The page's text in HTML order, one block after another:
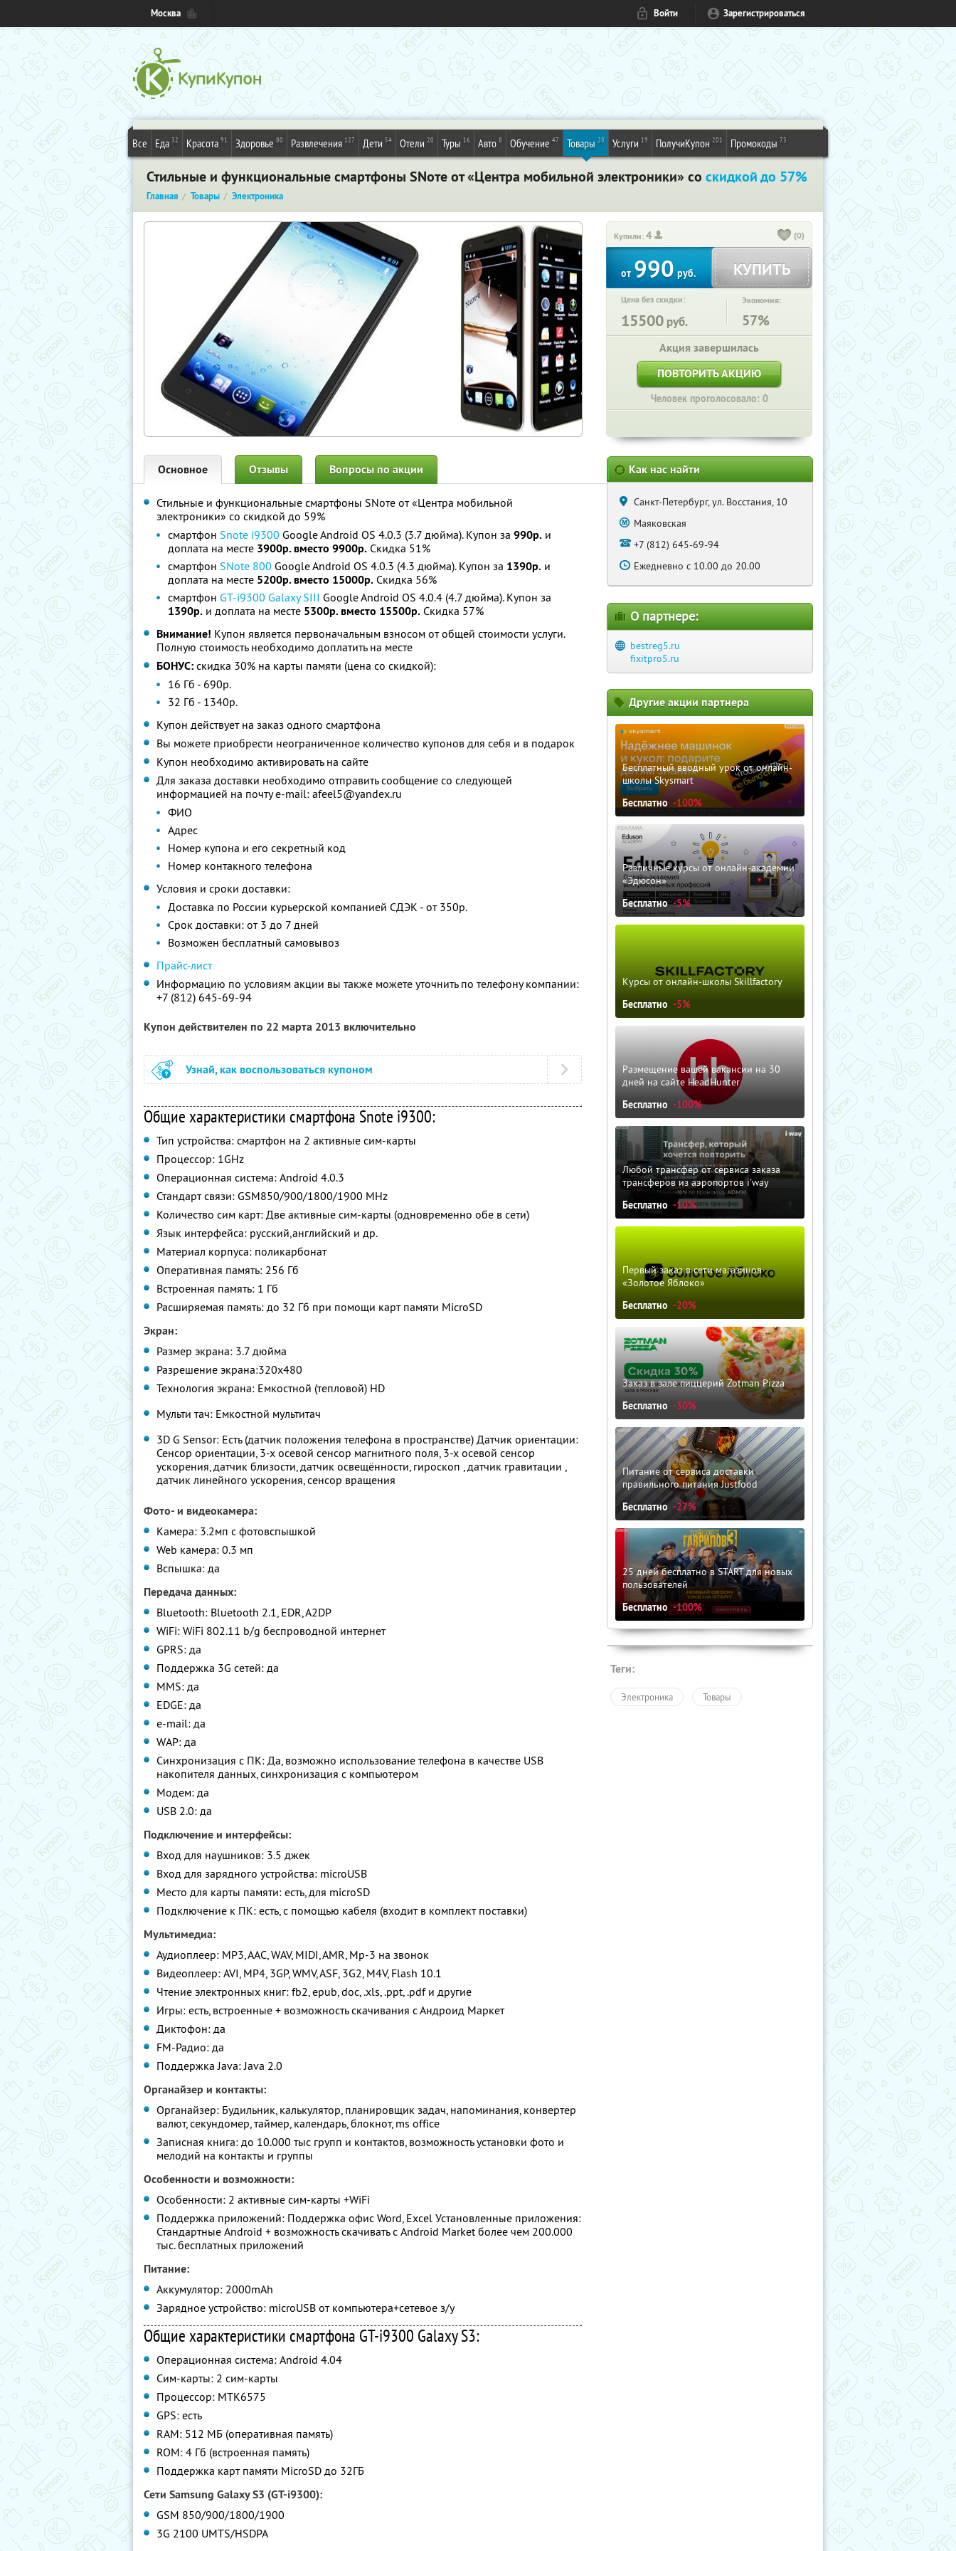
Москва Войти Зарегистрироваться
Все Еда 32 Красота 91 Здоровье 80 Развлечения 127 Дети 54 Отели 20 Туры 16 Авто 8 Обучение 47 Товары 28 Услуги 19 ПолучиКупон 201 Промокоды 73
Стильные и функциональные смартфоны SNотe от «Центра мобильной электроники» со скидкой до 57%
Главная Товары Электроника
Купили:4 (0)
от990руб. КУПИТЬ
Цена без скидки:
15500 руб.
Экономия:
57%
Акция завершилась
ПОВТОРИТЬ АКЦИЮ
Человек проголосовало: 0
Основное Отзывы Вопросы по акции
Стильные и функциональные смартфоны SNотe от «Центра мобильной
электроники» со скидкой до 59%
смартфон Snote i9300 Google Android OS 4.0.3 (3.7 дюйма). Купон за 990р. и
доплата на месте 3900р. вместо 9900р. Скидка 51%
смартфон SNote 800 Google Android OS 4.0.3 (4.3 дюйма). Купон за 1390р. и
доплата на месте 5200р. вместо 15000р. Скидка 56%
смартфон GT-i9300 Galaxy SIII Google Android OS 4.0.4 (4.7 дюйма). Купон за
1390р. и доплата на месте 5300р. вместо 15500р. Скидка 57%
Внимание! Купон является первоначальным взносом от общей стоимости услуги.
Полную стоимость необходимо доплатить на месте
БОНУС: скидка 30% на карты памяти (цена со скидкой):
16 Гб - 690р.
32 Гб - 1340р.
Купон действует на заказ одного смартфона
Вы можете приобрести неограниченное количество купонов для себя и в подарок
Купон необходимо активировать на сайте
Для заказа доставки необходимо отправить сообщение со следующей
информацией на почту e-mail: afeel5@yandex.ru
ФИО
Адрес
Номер купона и его секретный код
Номер контакного телефона
Условия и сроки доставки:
Доставка по России курьерской компанией СДЭК - от 350р.
Срок доставки: от 3 до 7 дней
Возможен бесплатный самовывоз
Прайс-лист
Информацию по условиям акции вы также можете уточнить по телефону компании:
+7 (812) 645-69-94
Купон действителен по 22 марта 2013 включительно
Узнай, как воспользоваться купоном
Общие характеристики смартфона Snote i9300:
Тип устройства: смартфон на 2 активные сим-карты
Процессор: 1GHz
Операционная система: Android 4.0.3
Стандарт связи: GSM850/900/1800/1900 MHz
Количество сим карт: Две активные сим-карты (одновременно обе в сети)
Язык интерфейса: русский,английский и др.
Материал корпуса: поликарбонат
Оперативная память: 256 Гб
Встроенная память: 1 Гб
Расширяемая память: до 32 Гб при помощи карт памяти MicroSD
Экран:
Размер экрана: 3.7 дюйма
Разрешение экрана:320x480
Технология экрана: Емкостной (тепловой) HD
Мульти тач: Емкостной мультитач
3D G Sensor: Есть (датчик положения телефона в пространстве) Датчик ориентации:
Сенсор ориентации, 3-х осевой сенсор магнитного поля, 3-х осевой сенсор
ускорения, датчик близости, датчик освещённости, гироскоп , датчик гравитации ,
датчик линейного ускорения, сенсор вращения
Фото- и видеокамера:
Камера: 3.2мп с фотовспышкой
Web камера: 0.3 мп
Вспышка: да
Передача данных:
Bluetooth: Bluetooth 2.1, EDR, A2DP
WiFi: WiFi 802.11 b/g беспроводной интернет
GPRS: да
Поддержка 3G сетей: да
MMS: да
EDGE: да
e-mail: да
WAP: да
Синхронизация с ПК: Да, возможно использование телефона в качестве USB
накопителя данных, синхронизация с компьютером
Модем: да
USB 2.0: да
Подключение и интерфейсы:
Вход для наушников: 3.5 джек
Вход для зарядного устройства: microUSB
Место для карты памяти: есть, для microSD
Подключение к ПК: есть, с помощью кабеля (входит в комплект поставки)
Мультимедиа:
Аудиоплеер: MP3, AAC, WAV, MIDI, AMR, Mp-3 на звонок
Видеоплеер: AVI, MP4, 3GP, WMV, ASF, 3G2, M4V, Flash 10.1
Чтение электронных книг: fb2, epub, doc, .xls, .ppt, .pdf и другие
Игры: есть, встроенные + возможность скачивания с Андроид Маркет
Диктофон: да
FM-Радио: да
Поддержка Java: Java 2.0
Органайзер и контакты:
Органайзер: Будильник, калькулятор, планировщик задач, напоминания, конвертер
валют, секундомер, таймер, календарь, блокнот, ms office
Записная книга: до 10.000 тыс групп и контактов, возможность установки фото и
мелодий на контакты и группы
Особенности и возможности:
Особенности: 2 активные сим-карты +WiFi
Поддержка приложений: Поддержка офис Word, Excel Установленные приложения:
Стандартные Android + возможность скачивать с Android Market более чем 200.000
тыс. бесплатных приложений
Питание:
Аккумулятор: 2000mAh
Зарядное устройство: microUSB от компьютера+сетевое з/у
Общие характеристики смартфона GT-i9300 Galaxy S3:
Операционная система: Android 4.04
Сим-карты: 2 сим-карты
Процессор: MTK6575
GPS: есть
RAM: 512 МБ (оперативная память)
ROM: 4 Гб (встроенная память)
Поддержка карт памяти MicroSD до 32ГБ
Сети Samsung Galaxy S3 (GT-i9300):
GSM 850/900/1800/1900
3G 2100 UMTS/HSDPA
Как нас найти
Санкт-Петербург, ул. Восстания, 10
Маяковская
+7 (812) 645-69-94
Eжедневно с 10.00 до 20.00
О партнере:
bestreg5.ru
fixitpro5.ru
Другие акции партнера
Бесплатный вводный урок от онлайн-
школы Skysmart
Бесплатно -100%
Различные курсы от онлайн-академии
«Эдюсон»
Бесплатно -5%
Курсы от онлайн-школы Skillfactory
Бесплатно -5%
Размещение вашей вакансии на 30
дней на сайте HeadHunter
Бесплатно -100%
Любой трансфер от сервиса заказа
трансферов из аэропортов i'way
Бесплатно -10%
Первый заказ в сети магазинов
«Золотое Яблоко»
Бесплатно -20%
Заказ в зале пиццерий Zotman Pizza
Бесплатно -30%
Питание от сервиса доставки
правильного питания Justfood
Бесплатно -27%
25 дней бесплатно в START для новых
пользователей
Бесплатно -100%
Теги:
Электроника Товары